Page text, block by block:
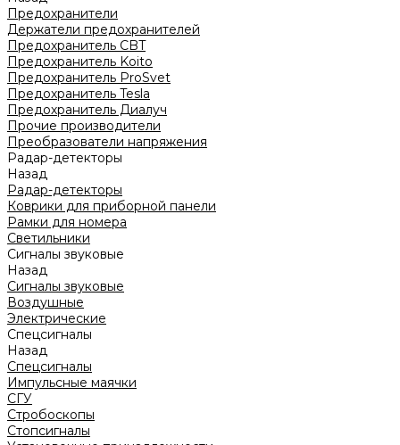
Предохранители
Держатели предохранителей
Предохранитель CBT
Предохранитель Koito
Предохранитель ProSvet
Предохранитель Tesla
Предохранитель Диалуч
Прочие производители
Преобразователи напряжения
Радар-детекторы
Назад
Радар-детекторы
Коврики для приборной панели
Рамки для номера
Светильники
Сигналы звуковые
Назад
Сигналы звуковые
Воздушные
Электрические
Спецсигналы
Назад
Спецсигналы
Импульсные маячки
СГУ
Стробоскопы
Стопсигналы